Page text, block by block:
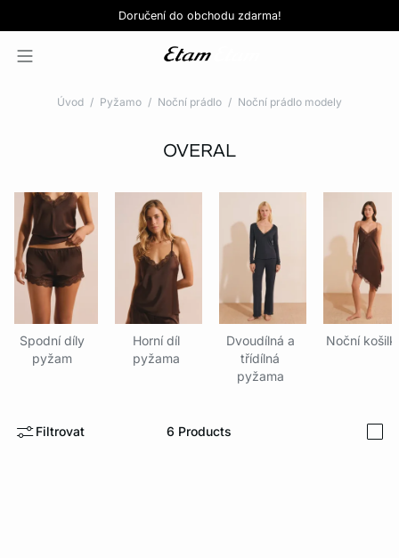
Doručení do obchodu zdarma!
SLEVY: kupte si 3, zaplaťte za 2*KOUPIT NYNÍ
Love EDIT: podprsenka + kalhotky za 999 Kč
Úvod Pyžamo Noční prádlo Noční prádlo modely
OVERAL
Spodní díly
pyžam
Horní díl
pyžama
Dvoudílná a
třídílná
pyžama
Noční
Filtrovat 6 Products